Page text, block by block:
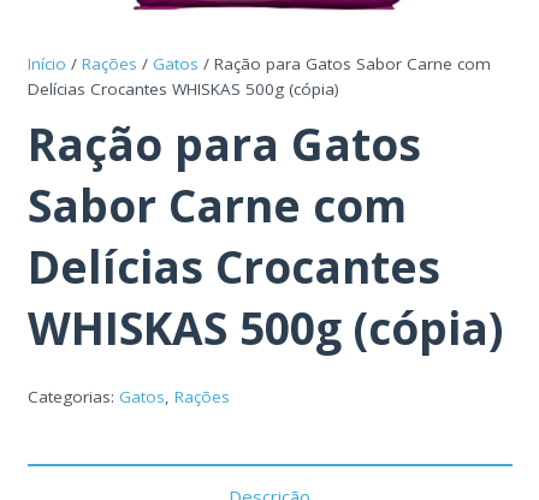
Início / Rações / Gatos / Ração para Gatos Sabor Carne com
Delícias Crocantes WHISKAS 500g (cópia)
Ração para Gatos
Sabor Carne com
Delícias Crocantes
WHISKAS 500g (cópia)
Categorias: Gatos, Rações